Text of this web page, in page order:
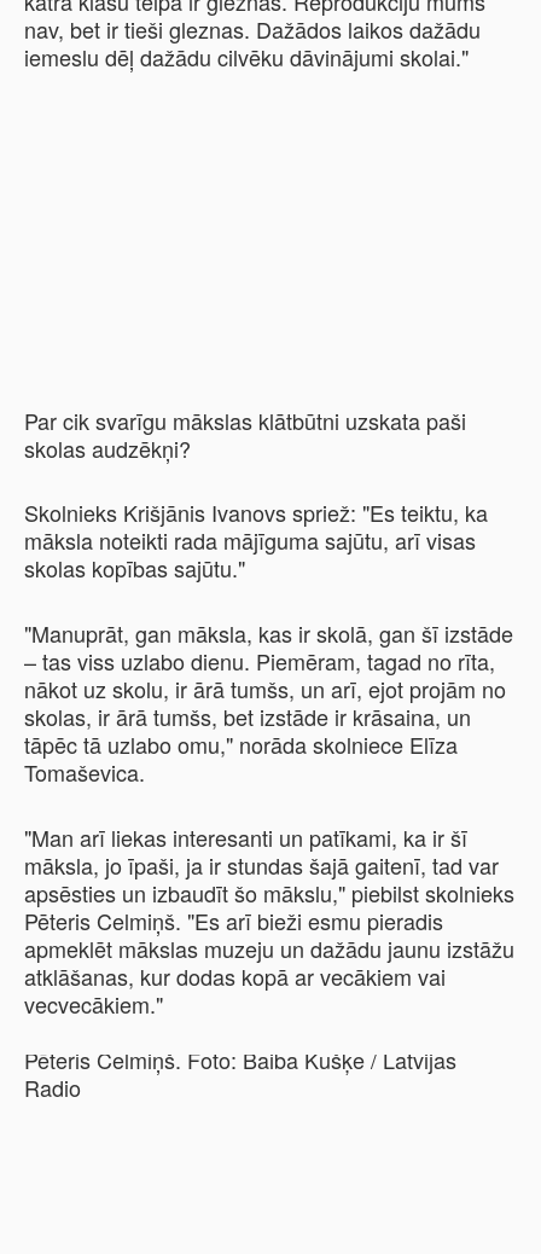
nav, bet ir tieši gleznas. Dažādos laikos dažādu
iemeslu dēļ dažādu cilvēku dāvinājumi skolai."
Par cik svarīgu mākslas klātbūtni uzskata paši
skolas audzēkņi?
Skolnieks Krišjānis Ivanovs spriež: "Es teiktu, ka
māksla noteikti rada mājīguma sajūtu, arī visas
skolas kopības sajūtu."
"Manuprāt, gan māksla, kas ir skolā, gan šī izstāde
– tas viss uzlabo dienu. Piemēram, tagad no rīta,
nākot uz skolu, ir ārā tumšs, un arī, ejot projām no
skolas, ir ārā tumšs, bet izstāde ir krāsaina, un
tāpēc tā uzlabo omu," norāda skolniece Elīza
Tomaševica.
"Man arī liekas interesanti un patīkami, ka ir šī
māksla, jo īpaši, ja ir stundas šajā gaitenī, tad var
apsēsties un izbaudīt šo mākslu," piebilst skolnieks
Pēteris Celmiņš. "Es arī bieži esmu pieradis
apmeklēt mākslas muzeju un dažādu jaunu izstāžu
atklāšanas, kur dodas kopā ar vecākiem vai
vecvecākiem."